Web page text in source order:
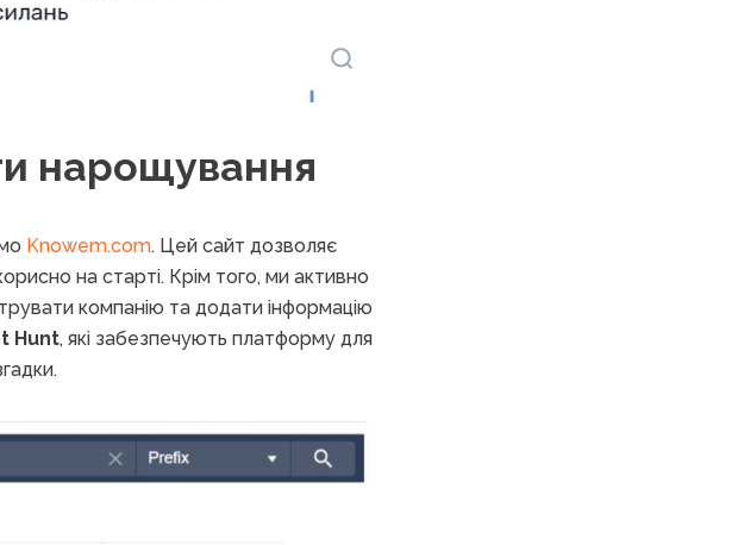
нарощування
Knowem.com. Цей сайт дозволяє
на старті. Крім того, ми активно
компанію та додати інформацію
Hunt, які забезпечують платформу для